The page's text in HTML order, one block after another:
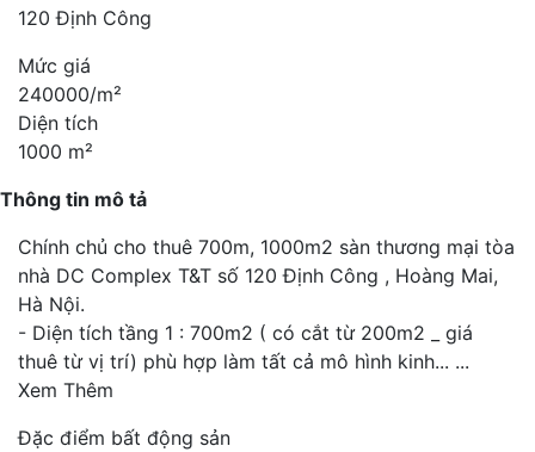
120 Định Công
Mức giá
240000/m²
Diện tích
1000 m²
Thông tin mô tả
Chính chủ cho thuê 700m, 1000m2 sàn thương mại tòa
nhà DC Complex T&T số 120 Định Công , Hoàng Mai,
Hà Nội.
- Diện tích tầng 1 : 700m2 ( có cắt từ 200m2 _ giá
thuê từ vị trí) phù hợp làm tất cả mô hình kinh... ...
Xem Thêm
Đặc điểm bất động sản